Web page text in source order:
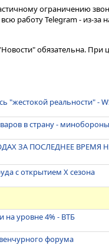
ограничению
работу Telegram - из-за
обязательна. При
реальности" -
в страну - минобороны
ЗА ПОСЛЕДНЕЕ ВРЕМЯ
с открытием X сезона
уровне 4% - ВТБ
форума